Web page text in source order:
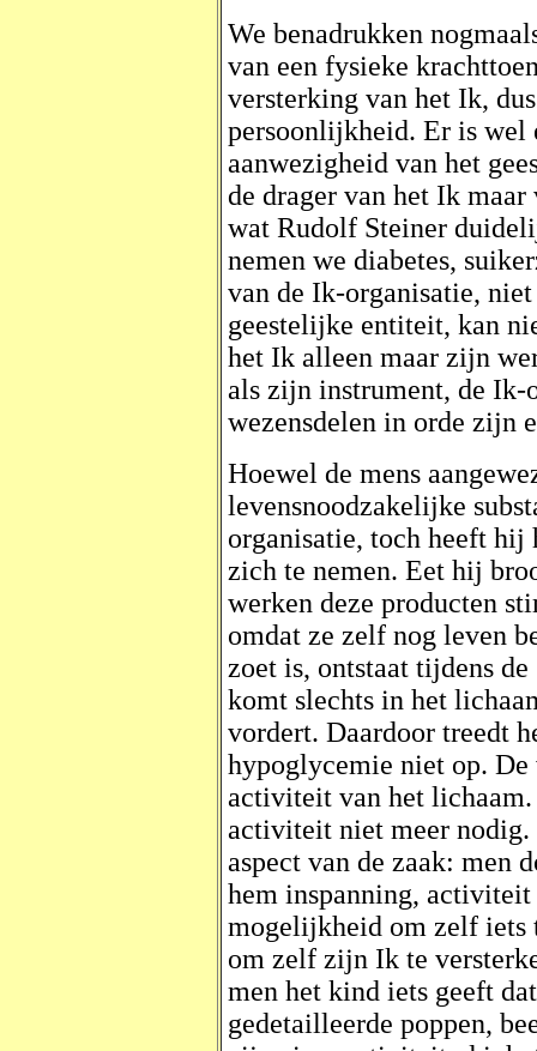
We benadrukken
van een fysieke
versterking van het Ik,
persoonlijkheid. Er is wel
aanwezigheid van het
de drager van het Ik
wat Rudolf Steiner
nemen we diabetes,
van de Ik-organisatie,
geestelijke entiteit, kan
het Ik alleen maar zijn
als zijn instrument, de Ik-
wezensdelen in orde zijn
Hoewel de mens
levensnoodzakelijke
organisatie, toch heeft
zich te nemen. Eet hij
werken deze producten
omdat ze zelf nog leven
zoet is, ontstaat tijdens
komt slechts in het
vordert. Daardoor treedt
hypoglycemie niet op.
activiteit van het lichaam.
activiteit niet meer
aspect van de zaak: men
hem inspanning,
mogelijkheid om zelf iets
om zelf zijn Ik te
men het kind iets geeft
gedetailleerde poppen,